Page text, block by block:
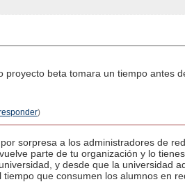
beta tomara un tiempo antes
)
sorpresa a los administradores de
parte de tu organización y lo
y desde que la universidad
que consumen los alumnos en